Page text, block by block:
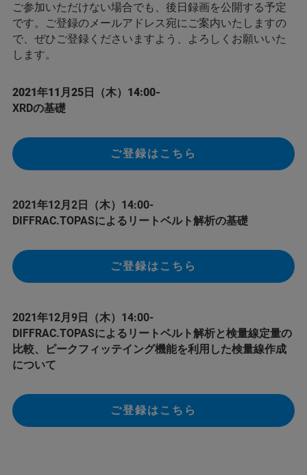
ご参加いただけない場合でも、後日録画を公開する予定
です。ご登録のメールアドレス宛にご案内いたしますの
で、ぜひご登録くださいますよう、よろしくお願いいた
します。
2021年11月25日（木）14:00-
XRDの基礎
ご登録はこちら
2021年12月2日（木）14:00-
DIFFRAC.TOPASによるリートベルト解析の基礎
ご登録はこちら
2021年12月9日（木）14:00-
DIFFRAC.TOPASによるリートベルト解析と検量線定量の
比較、ピークフィッテイング機能を利用した検量線作成
について
ご登録はこちら